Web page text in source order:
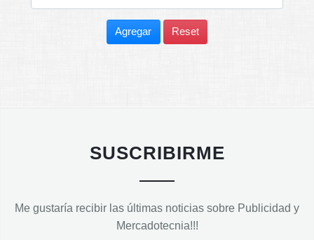
Agregar Reset
SUSCRIBIRME
Me gustaría recibir las últimas noticias sobre Publicidad y
Mercadotecnia!!!